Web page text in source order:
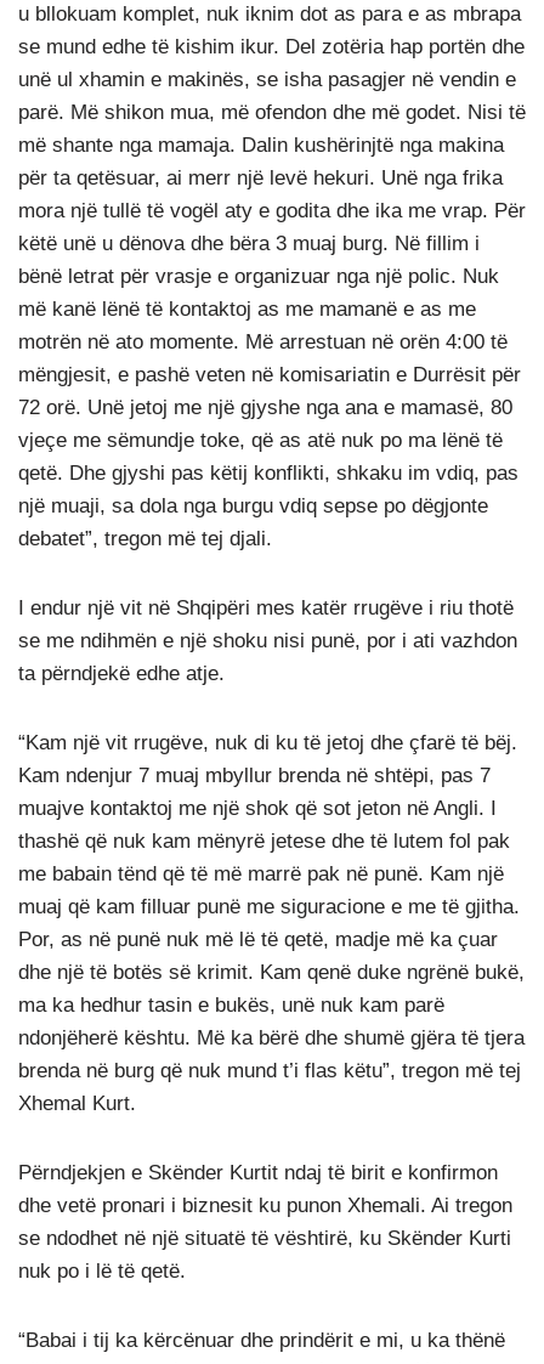
u bllokuam komplet, nuk iknim dot as para e as mbrapa
se mund edhe të kishim ikur. Del zotëria hap portën dhe
unë ul xhamin e makinës, se isha pasagjer në vendin e
parë. Më shikon mua, më ofendon dhe më godet. Nisi të
më shante nga mamaja. Dalin kushërinjtë nga makina
për ta qetësuar, ai merr një levë hekuri. Unë nga frika
mora një tullë të vogël aty e godita dhe ika me vrap. Për
këtë unë u dënova dhe bëra 3 muaj burg. Në fillim i
bënë letrat për vrasje e organizuar nga një polic. Nuk
më kanë lënë të kontaktoj as me mamanë e as me
motrën në ato momente. Më arrestuan në orën 4:00 të
mëngjesit, e pashë veten në komisariatin e Durrësit për
72 orë. Unë jetoj me një gjyshe nga ana e mamasë, 80
vjeçe me sëmundje toke, që as atë nuk po ma lënë të
qetë. Dhe gjyshi pas këtij konflikti, shkaku im vdiq, pas
një muaji, sa dola nga burgu vdiq sepse po dëgjonte
debatet”, tregon më tej djali.
I endur një vit në Shqipëri mes katër rrugëve i riu thotë
se me ndihmën e një shoku nisi punë, por i ati vazhdon
ta përndjekë edhe atje.
“Kam një vit rrugëve, nuk di ku të jetoj dhe çfarë të bëj.
Kam ndenjur 7 muaj mbyllur brenda në shtëpi, pas 7
muajve kontaktoj me një shok që sot jeton në Angli. I
thashë që nuk kam mënyrë jetese dhe të lutem fol pak
me babain tënd që të më marrë pak në punë. Kam një
muaj që kam filluar punë me siguracione e me të gjitha.
Por, as në punë nuk më lë të qetë, madje më ka çuar
dhe një të botës së krimit. Kam qenë duke ngrënë bukë,
ma ka hedhur tasin e bukës, unë nuk kam parë
ndonjëherë kështu. Më ka bërë dhe shumë gjëra të tjera
brenda në burg që nuk mund t’i flas këtu”, tregon më tej
Xhemal Kurt.
Përndjekjen e Skënder Kurtit ndaj të birit e konfirmon
dhe vetë pronari i biznesit ku punon Xhemali. Ai tregon
se ndodhet në një situatë të vështirë, ku Skënder Kurti
nuk po i lë të qetë.
“Babai i tij ka kërcënuar dhe prindërit e mi, u ka thënë